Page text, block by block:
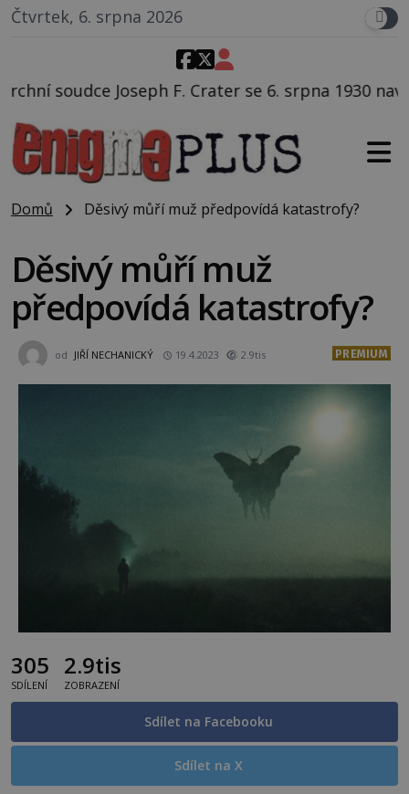
Čtvrtek, 6. srpna 2026
Crater se 6. srpna 1930 navečeří ve své
Domů Děsivý můří muž předpovídá katastrofy?
Děsivý můří muž
předpovídá katastrofy?
od JIŘÍ NECHANICKÝ 19.4.2023 2.9tis PREMIUM
305
SDÍLENÍ
2.9tis
ZOBRAZENÍ
Sdílet na Facebooku
Sdílet na X